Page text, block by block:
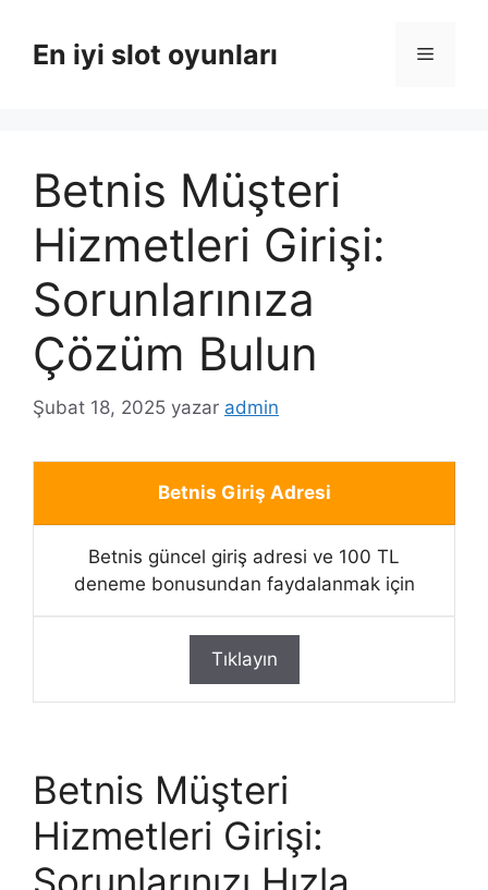
En iyi slot oyunları Menü
Betnis Müşteri
Hizmetleri Girişi:
Sorunlarınıza
Çözüm Bulun
Şubat 18, 2025 yazar admin
Betnis Giriş Adresi
Betnis güncel giriş adresi ve 100 TL
deneme bonusundan faydalanmak için
Tıklayın
Betnis Müşteri
Hizmetleri Girişi: